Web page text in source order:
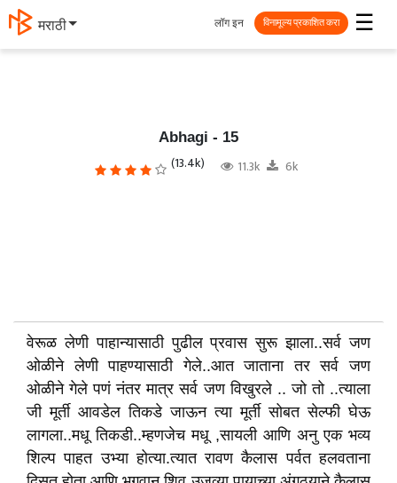
मराठी ☰
लॉग इन विनामूल्य प्रकाशित करा
Abhagi - 15
(13.4k) 11.3k 6k
वेरूळ लेणी पाहान्यासाठी पुढील प्रवास सुरू झाला..सर्व जण
ओळीने लेणी पाहण्यासाठी गेले..आत जाताना तर सर्व जण
ओळीने गेले पणं नंतर मात्र सर्व जण विखुरले .. जो तो ..त्याला
जी मूर्ती आवडेल तिकडे जाऊन त्या मूर्ती सोबत सेल्फी घेऊ
लागला..मधू तिकडी..म्हणजेच मधू ,सायली आणि अनु एक भव्य
शिल्प पाहत उभ्या होत्या.त्यात रावण कैलास पर्वत हलवताना